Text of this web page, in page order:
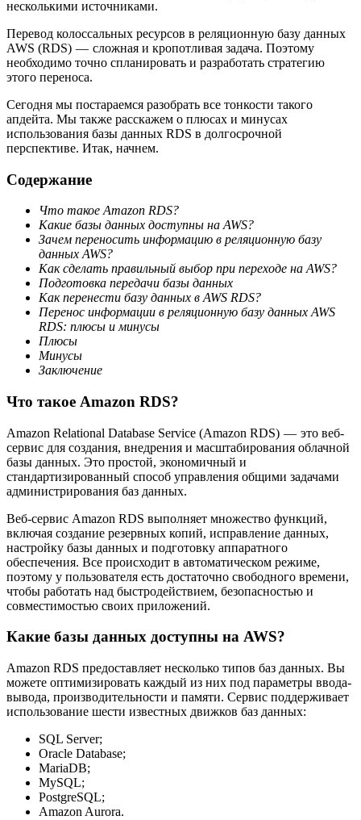
несколькими источниками.
Перевод колоссальных ресурсов в реляционную базу данных
AWS (RDS) — сложная и кропотливая задача. Поэтому
необходимо точно спланировать и разработать стратегию
этого переноса.
Сегодня мы постараемся разобрать все тонкости такого
апдейта. Мы также расскажем о плюсах и минусах
использования базы данных RDS в долгосрочной
перспективе. Итак, начнем.
Содержание
Что такое Amazon RDS?
Какие базы данных доступны на AWS?
Зачем переносить информацию в реляционную базу
данных AWS?
Как сделать правильный выбор при переходе на AWS?
Подготовка передачи базы данных
Как перенести базу данных в AWS RDS?
Перенос информации в реляционную базу данных AWS
RDS: плюсы и минусы
Плюсы
Минусы
Заключение
Что такое Amazon RDS?
Amazon Relational Database Service (Amazon RDS) — это веб-
сервис для создания, внедрения и масштабирования облачной
базы данных. Это простой, экономичный и
стандартизированный способ управления общими задачами
администрирования баз данных.
Веб-сервис Amazon RDS выполняет множество функций,
включая создание резервных копий, исправление данных,
настройку базы данных и подготовку аппаратного
обеспечения. Все происходит в автоматическом режиме,
поэтому у пользователя есть достаточно свободного времени,
чтобы работать над быстродействием, безопасностью и
совместимостью своих приложений.
Какие базы данных доступны на AWS?
Amazon RDS предоставляет несколько типов баз данных. Вы
можете оптимизировать каждый из них под параметры ввода-
вывода, производительности и памяти. Сервис поддерживает
использование шести известных движков баз данных:
SQL Server;
Oracle Database;
MariaDB;
MySQL;
PostgreSQL;
Amazon Aurora.